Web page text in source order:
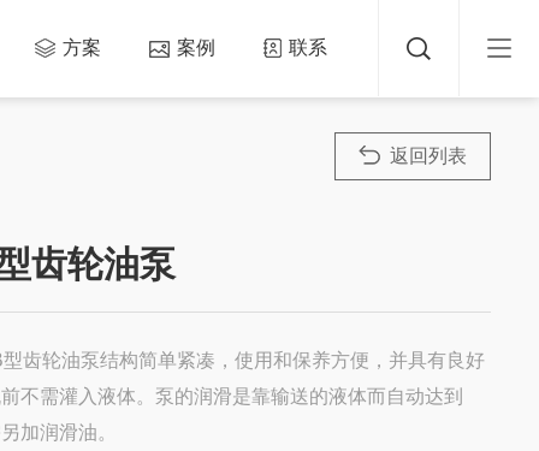
方案 案例 联系
返回列表
齿轮油泵
齿轮油泵结构简单紧凑，使用和保养方便，并具有良好
不需灌入液体。泵的润滑是靠输送的液体而自动达到
加润滑油。